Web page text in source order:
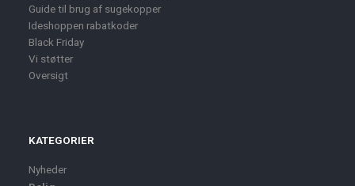
Guide til brug af sugekopper
Ideshoppen rabatkoder
Black Friday
Vi støtter
Oversigt
KATEGORIER
Nyheder